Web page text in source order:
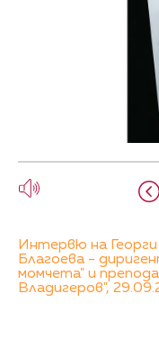
Интервю на
Благоева -
момчета" и
Владигеров",